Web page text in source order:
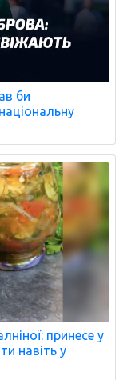
би
принесе у
навіть у